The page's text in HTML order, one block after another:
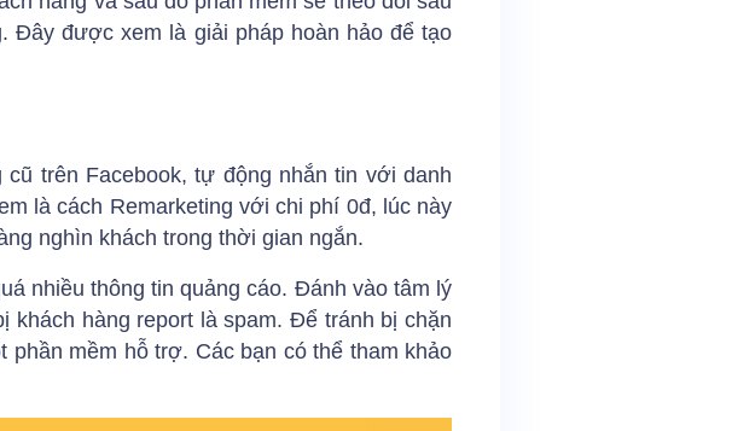
Đây được xem là giải pháp hoàn hảo để tạo
trên Facebook, tự động nhắn tin với danh
là cách Remarketing với chi phí 0đ, lúc này
nghìn khách trong thời gian ngắn.
nhiều thông tin quảng cáo. Đánh vào tâm lý
khách hàng report là spam. Để tránh bị chặn
phần mềm hỗ trợ. Các bạn có thể tham khảo